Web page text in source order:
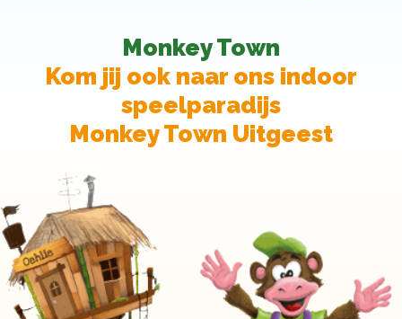
Monkey Town
Kom jij ook naar ons indoor
speelparadijs
Monkey Town Uitgeest